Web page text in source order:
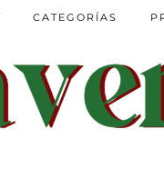
CATEGORÍAS